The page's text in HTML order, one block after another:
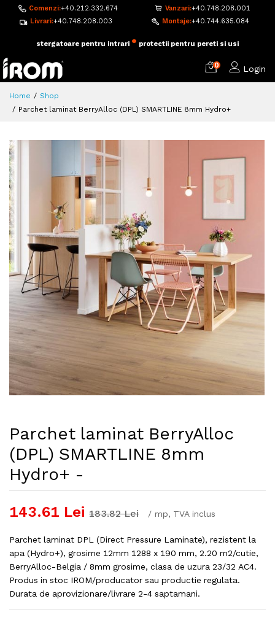
Comenzi:+40.212.332.674 Vanzari:+40.748.208.001
Livrari:+40.748.208.003 Montaje:+40.744.635.084
adezivi si accesorii pentru montaj•pardoseala flotanta
0 Login
Home
Shop
Parchet laminat BerryAlloc (DPL) SMARTLINE 8mm Hydro+
Parchet laminat BerryAlloc
(DPL) SMARTLINE 8mm
Hydro+ -
143.61 Lei 183.82 Lei / mp, TVA inclus
Parchet laminat DPL (Direct Pressure Laminate), rezistent la
apa (Hydro+), grosime 12mm 1288 x 190 mm, 2.20 m2/cutie,
BerryAlloc-Belgia / 8mm grosime, clasa de uzura 23/32 AC4.
Produs in stoc IROM/producator sau productie regulata.
Durata de aprovizionare/livrare 2-4 saptamani.